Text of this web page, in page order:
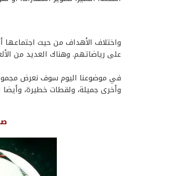
واختلاف الأهداف من حيث اجتماعها
على رياضاتهم. وهناك العديد من
في موضوعنا اليوم سوف نعرض
وأخرى جميلة، ولقطات خطيرة،